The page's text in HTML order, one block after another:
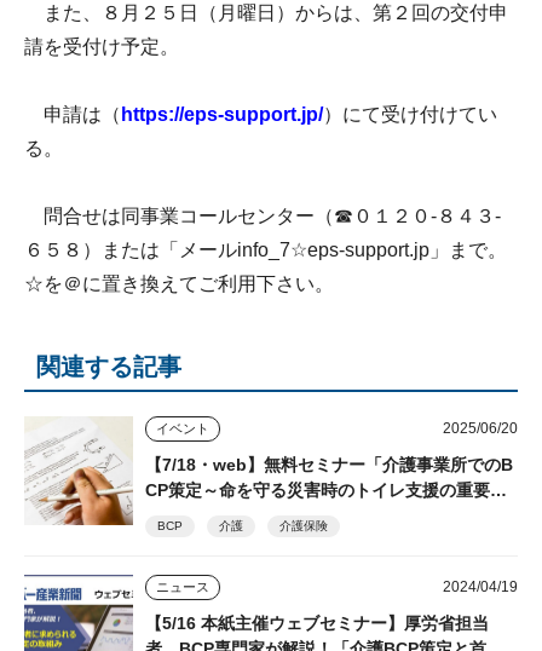
また、８月２５日（月曜日）からは、第２回の交付申
請を受付け予定。
申請は（ https://eps-support.jp/）にて受け付けてい
る。
問合せは同事業コールセンター（☎０１２０-８４３-
６５８）または「メールinfo_7☆eps-support.jp」まで。
☆を＠に置き換えてご利用下さい。
関連する記事
イベント 2025/06/20
【7/18・web】無料セミナー「介護事業所でのB
CP策定～命を守る災害時のトイレ支援の重要
性」 シルバー産業新聞主催 後日視聴できるア
BCP 介護 介護保険
ニュース 2024/04/19
【5/16 本紙主催ウェブセミナー】厚労省担当